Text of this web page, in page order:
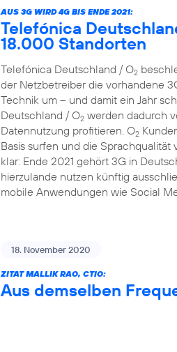
AUS 3G WIRD 4G BIS ENDE 2021:
Telefónica
18.000 Standorten
Telefónica Deutschland / O2
der Netzbetreiber die vorhandene
Technik um – und damit ein Jahr
Deutschland / O2 werden dadurch
Datennutzung profitieren. O2
Basis surfen und die
klar: Ende 2021 gehört 3G in
hierzulande nutzen künftig
mobile Anwendungen wie Social
18. November 2020
ZITAT MALLIK RAO, CTIO:
Aus demselben